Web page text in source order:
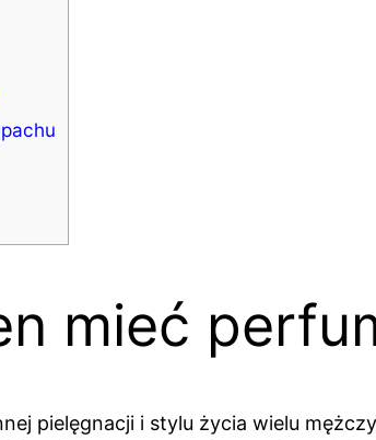
mieć
pielęgnacji i stylu życia wielu